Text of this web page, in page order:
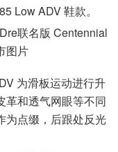
Low ADV 鞋款。
为滑板运动进行升
革和透气网眼等不同
为点缀，后跟处反光